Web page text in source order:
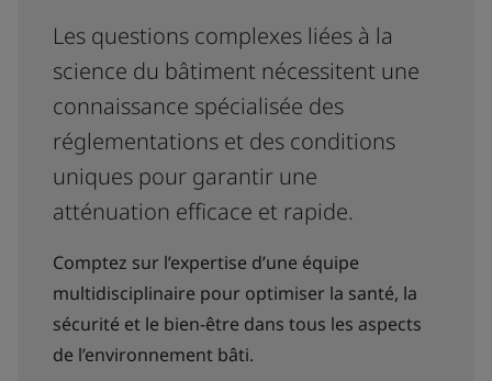
Les questions complexes liées à la
science du bâtiment nécessitent une
connaissance spécialisée des
réglementations et des conditions
uniques pour garantir une
atténuation efficace et rapide.
Comptez sur l’expertise d’une équipe
multidisciplinaire pour optimiser la santé, la
sécurité et le bien-être dans tous les aspects
de l’environnement bâti.